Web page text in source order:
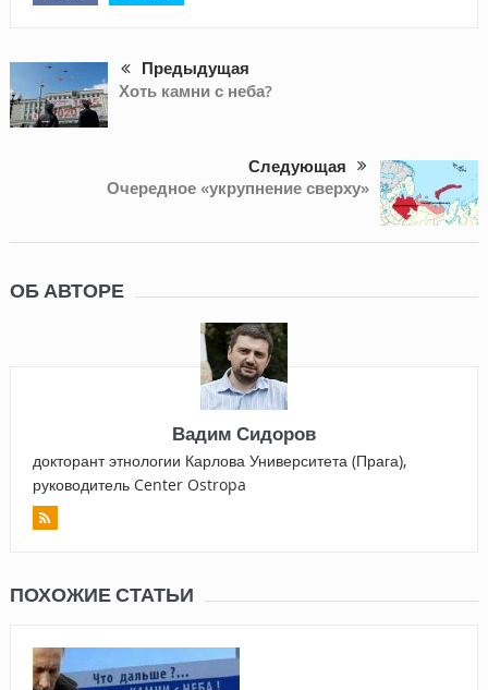
Предыдущая
Хоть камни с неба?
Следующая
Очередное «укрупнение сверху»
ОБ АВТОРЕ
Вадим Сидоров
докторант этнологии Карлова Университета (Прага),
руководитель Center Ostropa
ПОХОЖИЕ СТАТЬИ